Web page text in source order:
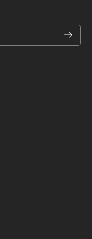
提交